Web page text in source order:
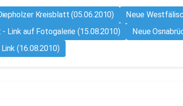
Kreisblatt (05.06.2010) Neue
Link auf Fotogalerie (15.08.2010) Neue
(16.08.2010)